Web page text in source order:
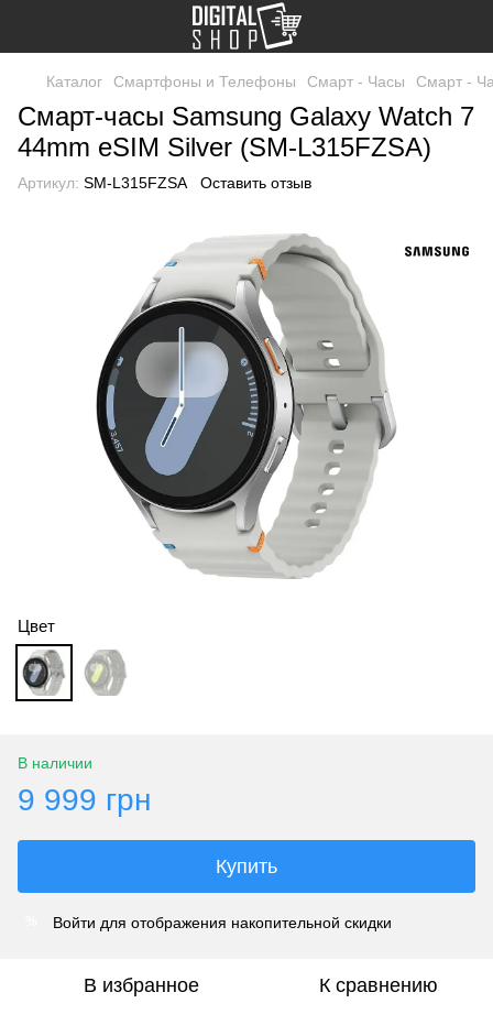
Каталог Смартфоны и Телефоны Смарт - Часы Смарт -
Смарт-часы Samsung Galaxy Watch 7
44mm eSIM Silver (SM-L315FZSA)
Артикул: SM-L315FZSA Оставить отзыв
Цвет
В наличии
9 999 грн
Купить
Войти для отображения накопительной скидки
В избранное К сравнению